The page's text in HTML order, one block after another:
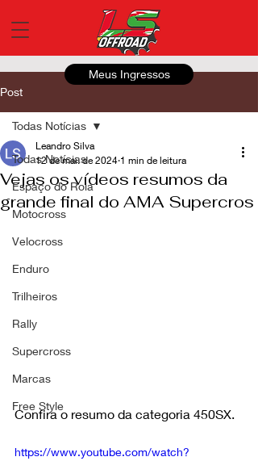
Meus Ingressos
Post
Todas Notícias
Espaço do Roia
Motocross
Velocross
Enduro
Trilheiros
Rally
Supercross
Marcas
Free Style
Todas Notícias
Vejas os vídeos resumos da
grande final do AMA Supercros
Leandro Silva
12 de mai. de 2024 1 min de leitura
Confira o resumo da categoria 450SX.
https://www.youtube.com/watch?